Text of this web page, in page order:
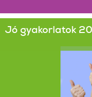
Jó gyakorlatok